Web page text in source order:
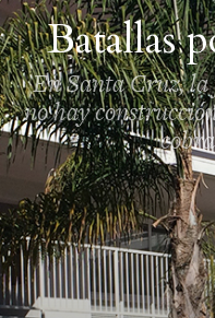
Batallas
En Santa Cruz,
no hay